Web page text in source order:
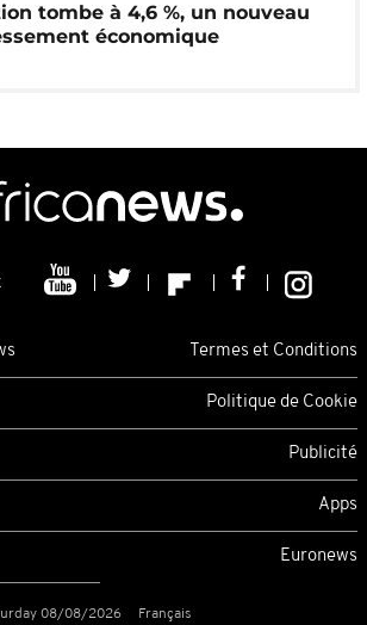
tombe à 4,6 %, un nouveau
économique
Termes et Conditions
Politique de Cookie
Publicité
Apps
Euronews
08/08/2026